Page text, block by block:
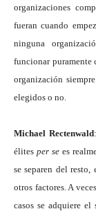
organizaciones
fueran cuando
ninguna
funcionar puramente
organización
elegidos o no.
Michael Rectenwald
élitesper se es
se separen del
otros factores. A
casos se adquiere